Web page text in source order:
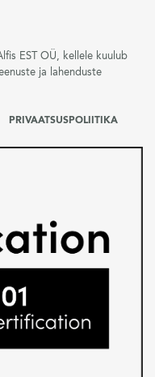
EST OÜ, kellele kuulub
ja lahenduste
PRIVAATSUSPOLIITIKA